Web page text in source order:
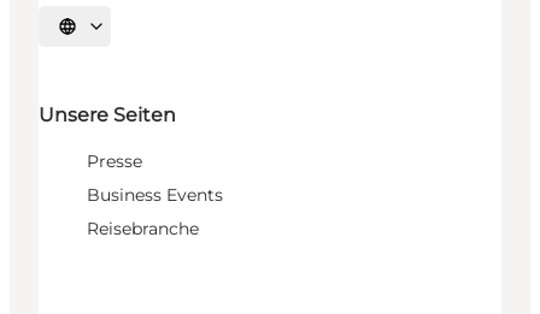
Sprache auswählen
Unsere Seiten
Presse
Business Events
Reisebranche